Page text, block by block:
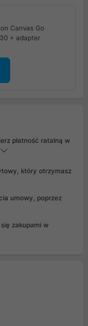
Canvas Go
+ adapter
płatność ratalną w
który otrzymasz
umowy, poprzez
zakupami w